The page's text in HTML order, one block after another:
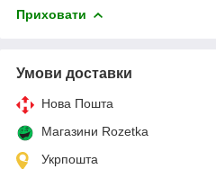
Приховати
Умови доставки
Нова Пошта
Магазини Rozetka
Укрпошта